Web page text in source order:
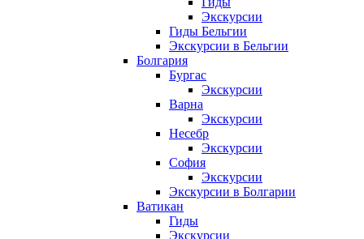
Экскурсии
Гиды Бельгии
Экскурсии в Бельгии
Болгария
Бургас
Экскурсии
Варна
Экскурсии
Несебр
Экскурсии
София
Экскурсии
Экскурсии в Болгарии
Ватикан
Гиды
Экскурсии